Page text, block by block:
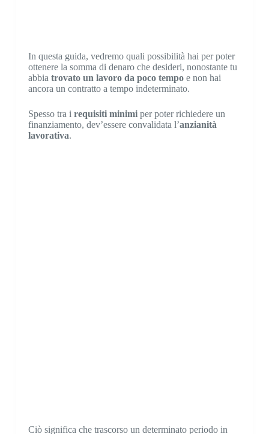
In questa guida, vedremo quali possibilità hai per poter
ottenere la somma di denaro che desideri, nonostante tu
abbia trovato un lavoro da poco tempo e non hai
ancora un contratto a tempo indeterminato.
Spesso tra i requisiti minimiper poter richiedere un
finanziamento, dev’essere convalidata l’anzianità
lavorativa.
Ciò significa che trascorso un determinato periodo in